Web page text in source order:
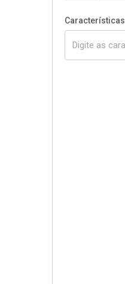
Características